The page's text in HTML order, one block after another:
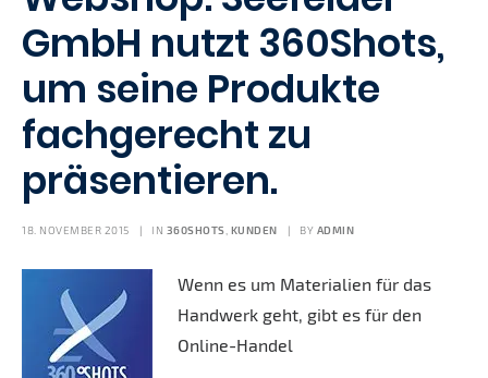
GmbH nutzt 360Shots,
um seine Produkte
fachgerecht zu
präsentieren.
18. NOVEMBER 2015 | IN 360SHOTS KUNDEN | BY ADMIN
Wenn es um Materialien für das
Handwerk geht, gibt es für den
Online-Handel